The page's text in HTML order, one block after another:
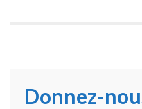
Donnez-